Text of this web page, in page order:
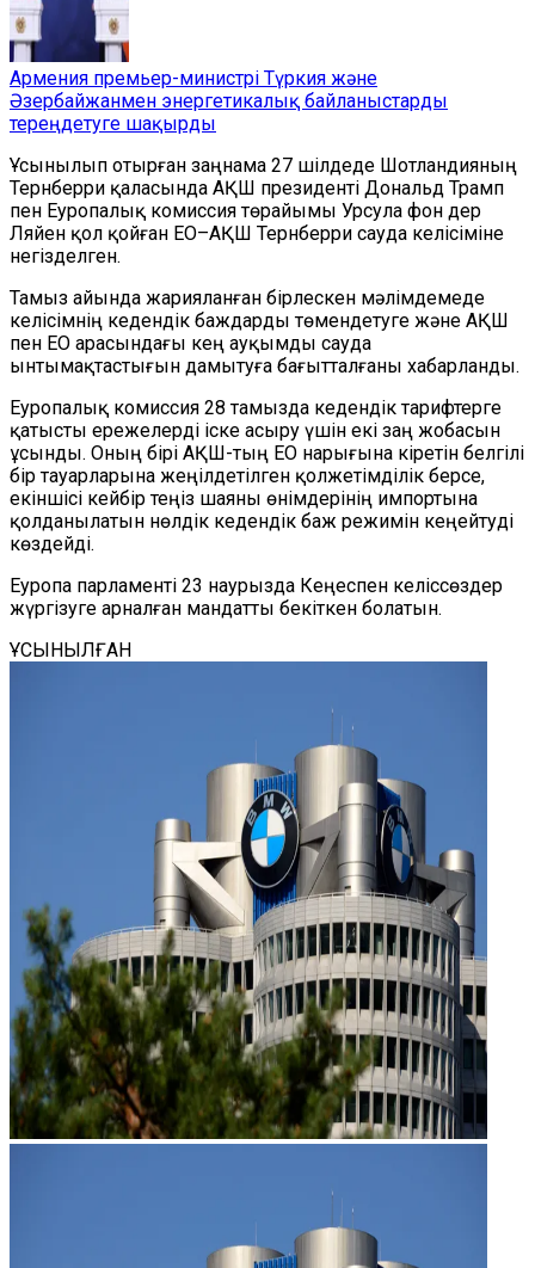
Армения премьер-министрі Түркия және
Әзербайжанмен энергетикалық байланыстарды
тереңдетуге шақырды
Ұсынылып отырған заңнама 27 шілдеде Шотландияның
Тернберри қаласында АҚШ президенті Дональд Трамп
пен Еуропалық комиссия төрайымы Урсула фон дер
Ляйен қол қойған ЕО–АҚШ Тернберри сауда келісіміне
негізделген.
Тамыз айында жарияланған бірлескен мәлімдемеде
келісімнің кедендік баждарды төмендетуге және АҚШ
пен ЕО арасындағы кең ауқымды сауда
ынтымақтастығын дамытуға бағытталғаны хабарланды.
Еуропалық комиссия 28 тамызда кедендік тарифтерге
қатысты ережелерді іске асыру үшін екі заң жобасын
ұсынды. Оның бірі АҚШ-тың ЕО нарығына кіретін белгілі
бір тауарларына жеңілдетілген қолжетімділік берсе,
екіншісі кейбір теңіз шаяны өнімдерінің импортына
қолданылатын нөлдік кедендік баж режимін кеңейтуді
көздейді.
Еуропа парламенті 23 наурызда Кеңеспен келіссөздер
жүргізуге арналған мандатты бекіткен болатын.
ҰСЫНЫЛҒАН